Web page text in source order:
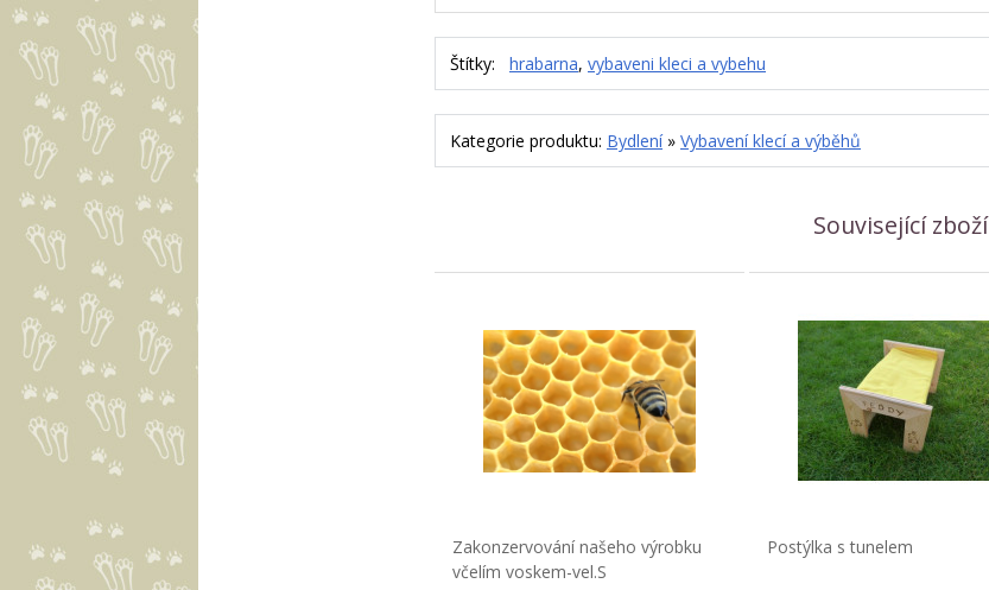
Štítky: hrabarna, vybaveni kleci a vybehu
Kategorie produktu: Bydlení» Vybavení klecí a výběhů
Související zboží
Zakonzervování našeho výrobku
včelím voskem-vel.S
Postýlka s tunelem